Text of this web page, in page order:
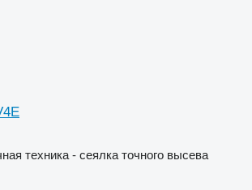
техника - сеялка точного высева